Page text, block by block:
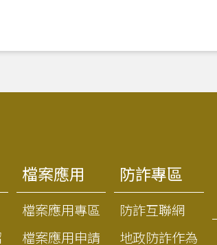
檔案應用
檔案應用專區
檔案應用申請
防詐專區
防詐互聯網
地政防詐作為